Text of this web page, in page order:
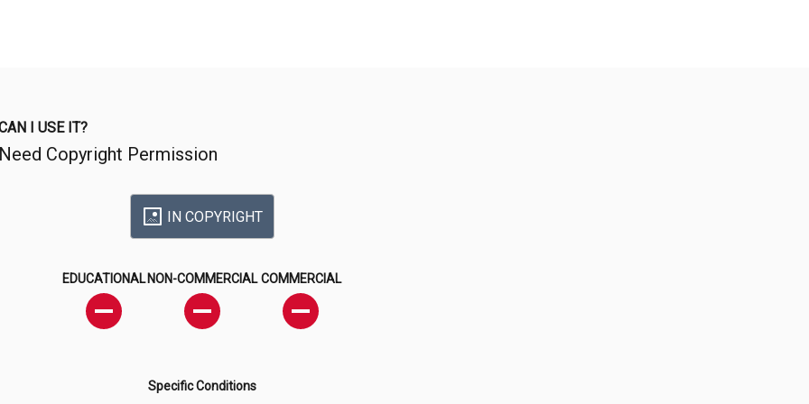
I USE IT?
Need Copyright Permission
IN COPYRIGHT
EDUCATIONAL NON-COMMERCIAL COMMERCIAL
Specific Conditions